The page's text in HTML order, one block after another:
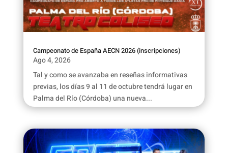
Campeonato de España AECN 2026 (inscripciones)
Ago 4, 2026
Tal y como se avanzaba en reseñas informativas
previas, los días 9 al 11 de octubre tendrá lugar en
Palma del Río (Córdoba) una nueva...